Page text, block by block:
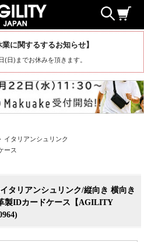
に関するするお知らせ】
(日)までお休みを頂きます。
イタリアンシュリンク
ース
タリアンシュリンク/縦向き 横向き
製IDカードケース【AGILITY